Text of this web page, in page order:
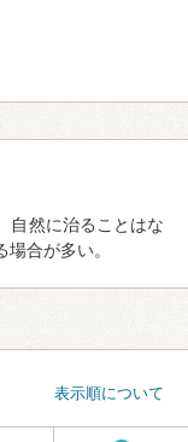
自然に治ることはな
合が多い。
表示順について